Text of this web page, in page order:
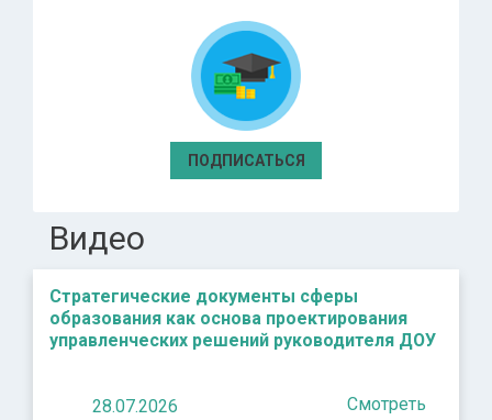
ПОДПИСАТЬСЯ
Видео
Стратегические документы сферы
образования как основа проектирования
управленческих решений руководителя ДОУ
28.07.2026 Смотреть